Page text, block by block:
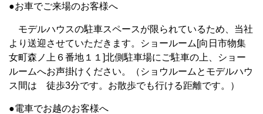
●お車でご来場のお客様へ
モデルハウスの駐車スペースが限られているため、当社
より送迎させていただきます。ショールーム[向日市物集
女町森ノ上６番地１１]北側駐車場にご駐車の上、ショー
ルームへお声掛けください。（ショウルームとモデルハウ
ス間は 徒歩3分です。お散歩でも行ける距離です。）
●電車でお越のお客様へ